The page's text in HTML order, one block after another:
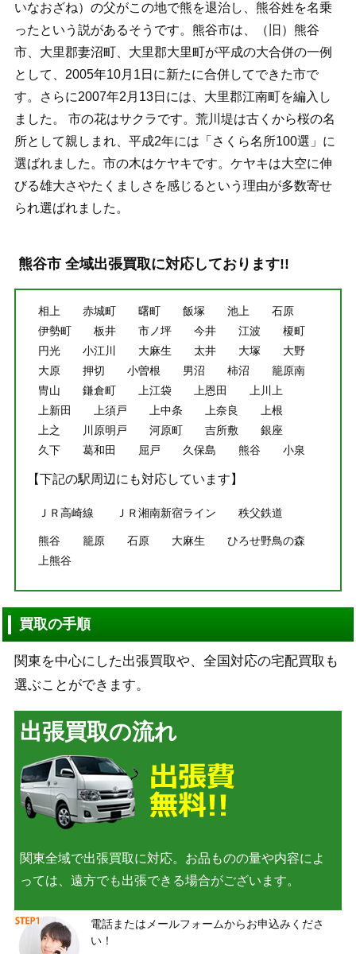
いなおざね）の父がこの地で熊を退治し、熊谷姓を名乗
ったという説があるそうです。熊谷市は、（旧）熊谷
市、大里郡妻沼町、大里郡大里町が平成の大合併の一例
として、2005年10月1日に新たに合併してできた市で
す。さらに2007年2月13日には、大里郡江南町を編入し
ました。 市の花はサクラです。荒川堤は古くから桜の名
所として親しまれ、平成2年には「さくら名所100選」に
選ばれました。市の木はケヤキです。ケヤキは大空に伸
びる雄大さやたくましさを感じるという理由が多数寄せ
られ選ばれました。
熊谷市 全域出張買取に対応しております!!
相上 赤城町 曙町 飯塚 池上
石原
伊勢町
板井 市ノ坪 今井 江波
榎町
円光
小江川 大麻生 太井 大塚
大野
大原
押切 小曽根 男沼 柿沼
籠原南
冑山
鎌倉町 上江袋 上恩田
上川上
上新田
上須戸 上中条 上奈良
上根
上之
川原明戸 河原町 吉所敷
銀座
久下
葛和田 屈戸 久保島 熊谷 小泉
【下記の駅周辺にも対応しています】
ＪＲ高崎線 ＪＲ湘南新宿ライン 秩父鉄道
熊谷 籠原 石原 大麻生
ひろせ野鳥の森
上熊谷
買取の手順
関東を中心にした出張買取や、全国対応の宅配買取も
選ぶことができます。
出張買取の流れ
関東全域で出張買取に対応。お品ものの量や内容によ
っては、遠方でも出張できる場合がございます。
電話またはメールフォームからお申込みくださ
い！